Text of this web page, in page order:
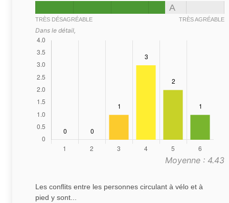
A
TRÈS DÉSAGRÉABLE TRÈS AGRÉABLE
Dans le détail,
Moyenne : 4.43
Les conflits entre les personnes circulant à vélo et à
pied y sont...